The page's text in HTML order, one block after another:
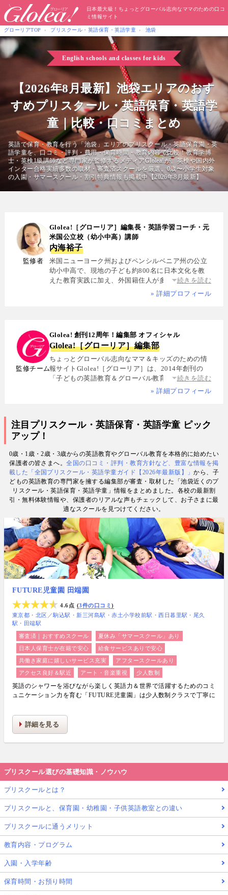
日本最大級！ちょっとグローバル志向なママのための口コ
ミ情報サイト
グローリアTOP プリスクール・英語保育・英語学童 池袋
English schools and classes for kids
【2026年8月最新】池袋エリアのおす
すめプリスクール・英語保育・英語学
童｜比較・口コミまとめ
英語で保育・教育を行う「池袋」エリアのプリスクール・英語保育園・英
語学童を、口コミ・評判・費用・保育時間・教育内容で比較！教育学博
士・英検1級講師など専門家が監修するメディアGlolea!が、英検や国内外
インター合格実績多数の取材・審査済スクールを厳選。0歳〜小学生対象
の入園・サマースクール・割引特典情報も掲載中【2026年8月最新】
監修者
Glolea!［グローリア］編集長・英語学習コーチ・元
米国公立校（幼小中高）講師
内海裕子
米国ニューヨーク州およびペンシルベニア州の公立
幼小中高で、現地の子ども約800名に日本文化を教
えた教育実践に加え、外国籍住人が多数を占める多
国籍シェアハウスで約5年間生活し、リアルな多文化
スペイン語・中国語・日本語の4言語を駆使し、世界
中の女性や母親と対話・取材を継続. 親子留学、バイ
リンガル育児、おうち英語、子どもオンライン英会
話に関する実体験に基づく信頼性の高い情報を発信
している. 著書に『子育てツイッター入門』ほか、日
経、AERA、NewsPicksなどでの寄稿・監修実績多数
続きを読む
» 詳細プロフィール
監修チーム
Glolea! 創刊12周年！編集部 オフィシャル
Glolea!［グローリア］編集部
ちょっとグローバル志向なママ＆キッズのための情
報サイトGlolea!［グローリア］は、2014年創刊の
「子どもの英語教育＆グローバル教育」に特化した
専門メディア. 英語にはじめて触れるお子様から帰国
800名にグローバル教育を実践した英語学習コーチ.
で子育て中のワーキングママなど多様な専門家が多
数. 日経・AERA with kids・AERA・NewsPicks等の
情報提供・寄稿・監修実績も豊富な“世界と子どもの
未来をつなぐ情報ハブ”です。
続きを読む
» 詳細プロフィール
注目プリスクール・英語保育・英語学童 ピック
アップ！
0歳・1歳・2歳・3歳からの英語教育やグローバル教育を本格的に始めたい
保護者の皆さまへ。全国の口コミ・評判・教育方針など、豊富な情報を掲
載した「全国プリスクール・英語学童ガイド【2026年最新版】」から、子
どもの英語教育の専門家を擁する編集部が審査・取材した「池袋近くのプ
リスクール・英語保育・英語学童」情報をまとめました。各校の最新割
引・無料体験情報や、保護者のリアルな声もチェックして、お子さまに最
適なスクールを見つけてください。
FUTURE児童園 田端園
4.6点
3件の口コミ
東京都
北区 ／駒込駅 新三河島駅 赤土小学校前駅 西日暮里駅
尾久
駅
田端駅
審査済｜おすすめスクール
夏休み「サマースクール」あり
日本人保育士が在籍で安心
給食サービスありで安心
共働き家庭に嬉しいサービス充実
アフタースクールあり
アクセス良好＆駅近
アート・音楽重視 少人数制
英語のシャワーを浴びながら楽しく英語力＆世界で活躍するためのコミ
ュニケーション力を育む「FUTURE児童園」は少人数制クラスで丁寧に
詳細を見る
プリスクール選びの基礎知識・ノウハウ
プリスクールとは？
プリスクールと、保育園・幼稚園・子供英語教室との違い
プリスクールに通うメリット
教育内容・プログラム
入園・入学年齢
保育時間・お預り時間